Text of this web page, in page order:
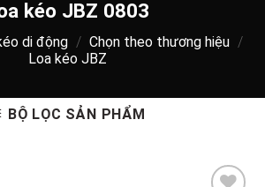
kéo JBZ 0803
di động / Chọn theo thương hiệu /
Loa kéo JBZ
BỘ LỌC SẢN PHẨM